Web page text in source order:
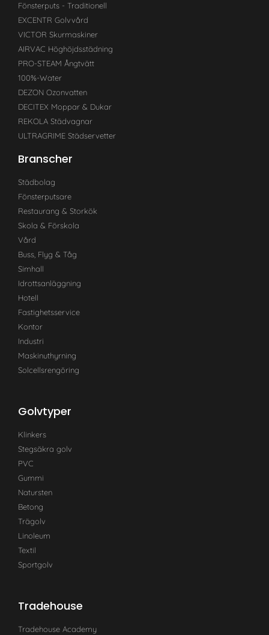
Fönsterputs - Traditionell
EXCENTR Golvvård
VICTOR Skurmaskiner
AIRVAC Höghöjdsstädning
PRO-STEAM Ångtvätt
100%-Water
DEZON Ozonvatten
DECITEX Moppar & Dukar
REKOLA Städvagnar
ULTRAGRIME Städservetter
Branscher
Städbolag
Fönsterputsare
Restaurang & Storkök
Skola & Förskola
Vård
Buss, Flyg & Tåg
Simhall
Idrottsanläggning
Hotell
Fastighetsservice
Kontor
Industri
Maskinuthyrning
Solcellsrengöring
Golvtyper
Klinkers
Stegsäkra golv
PVC
Gummi
Natursten
Betong
Trägolv
Linoleum
Textil
Sportgolv
Tradehouse
Tradehouse Academy